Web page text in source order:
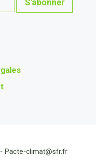
Pacte-climat@sfr.fr